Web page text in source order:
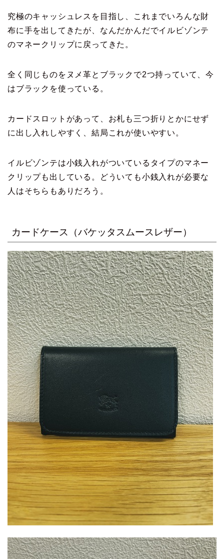
究極のキャッシュレスを目指し、これまでいろんな財
布に手を出してきたが、なんだかんだでイルビゾンテ
のマネークリップに戻ってきた。
全く同じものをヌメ革とブラックで2つ持っていて、今
はブラックを使っている。
カードスロットがあって、お札も三つ折りとかにせず
に出し入れしやすく、結局これが使いやすい。
イルビゾンテは小銭入れがついているタイプのマネー
クリップも出している。どういても小銭入れが必要な
人はそちらもありだろう。
カードケース（バケッタスムースレザー）